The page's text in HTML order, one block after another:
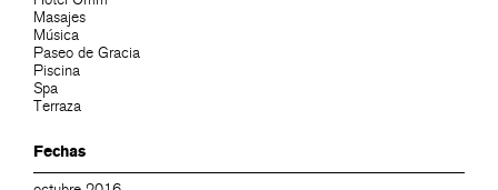
Masajes
Música
Paseo de Gracia
Piscina
Spa
Terraza
Fechas